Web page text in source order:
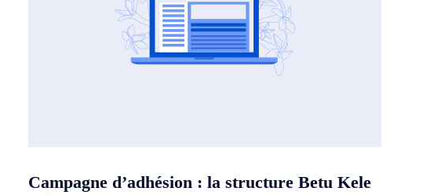
Campagne d’adhésion : la structure Betu Kele